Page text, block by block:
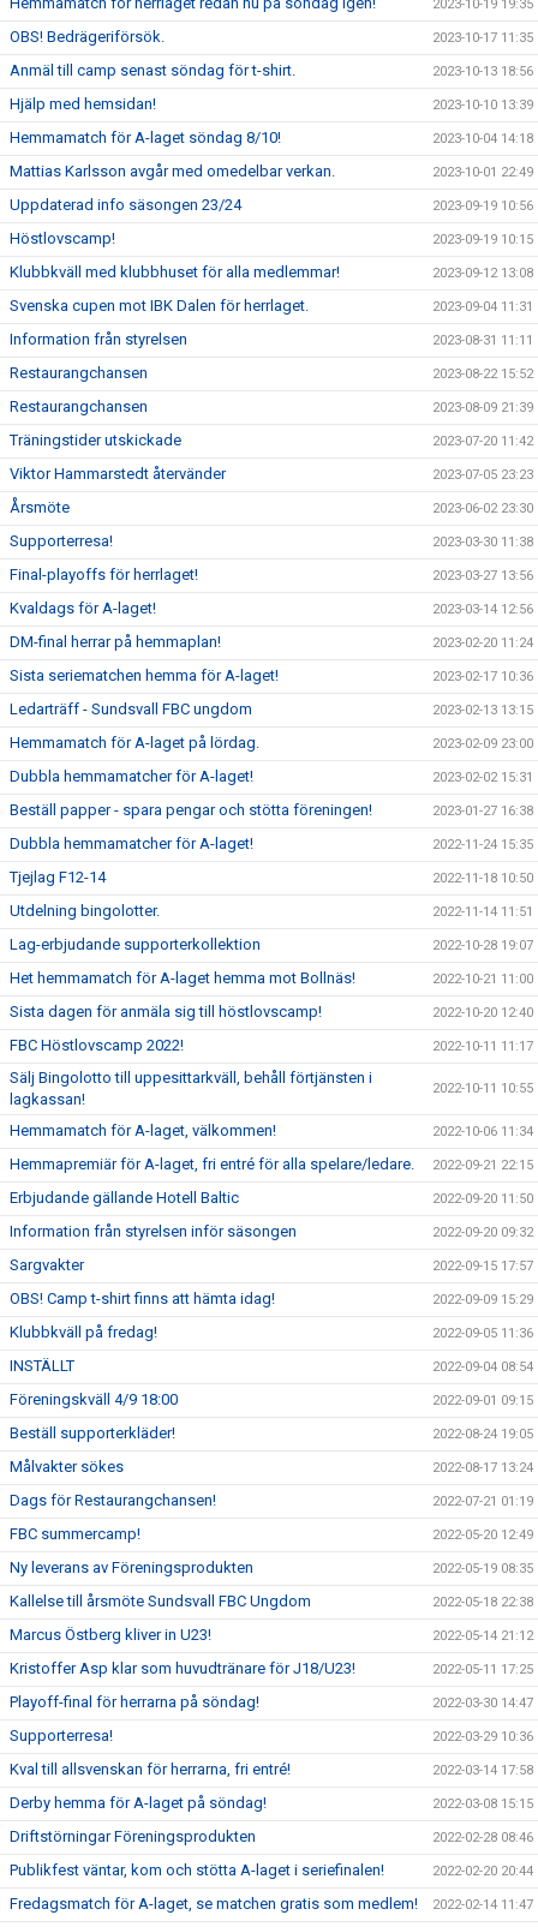
2023-10-19 19:35
OBS! Bedrägeriförsök. 2023-10-17 11:35
Anmäl till camp senast söndag för t-shirt. 2023-10-13 18:56
Hjälp med hemsidan! 2023-10-10 13:39
Hemmamatch för A-laget söndag 8/10! 2023-10-04 14:18
Mattias Karlsson avgår med omedelbar verkan. 2023-10-01 22:49
Uppdaterad info säsongen 23/24 2023-09-19 10:56
Höstlovscamp! 2023-09-19 10:15
Klubbkväll med klubbhuset för alla medlemmar! 2023-09-12 13:08
Svenska cupen mot IBK Dalen för herrlaget. 2023-09-04 11:31
Information från styrelsen 2023-08-31 11:11
Restaurangchansen 2023-08-22 15:52
Restaurangchansen 2023-08-09 21:39
Träningstider utskickade 2023-07-20 11:42
Viktor Hammarstedt återvänder 2023-07-05 23:23
Årsmöte 2023-06-02 23:30
Supporterresa! 2023-03-30 11:38
Final-playoffs för herrlaget! 2023-03-27 13:56
Kvaldags för A-laget! 2023-03-14 12:56
DM-final herrar på hemmaplan! 2023-02-20 11:24
Sista seriematchen hemma för A-laget! 2023-02-17 10:36
Ledarträff - Sundsvall FBC ungdom 2023-02-13 13:15
Hemmamatch för A-laget på lördag. 2023-02-09 23:00
Dubbla hemmamatcher för A-laget! 2023-02-02 15:31
Beställ papper - spara pengar och stötta föreningen! 2023-01-27 16:38
Dubbla hemmamatcher för A-laget! 2022-11-24 15:35
Tjejlag F12-14 2022-11-18 10:50
Utdelning bingolotter. 2022-11-14 11:51
Lag-erbjudande supporterkollektion 2022-10-28 19:07
Het hemmamatch för A-laget hemma mot Bollnäs! 2022-10-21 11:00
Sista dagen för anmäla sig till höstlovscamp! 2022-10-20 12:40
FBC Höstlovscamp 2022! 2022-10-11 11:17
Sälj Bingolotto till uppesittarkväll, behåll förtjänsten i
lagkassan!
2022-10-11 10:55
Hemmamatch för A-laget, välkommen! 2022-10-06 11:34
Hemmapremiär för A-laget, fri entré för alla spelare/ledare. 2022-09-21 22:15
Erbjudande gällande Hotell Baltic 2022-09-20 11:50
Information från styrelsen inför säsongen 2022-09-20 09:32
Sargvakter 2022-09-15 17:57
OBS! Camp t-shirt finns att hämta idag! 2022-09-09 15:29
Klubbkväll på fredag! 2022-09-05 11:36
INSTÄLLT 2022-09-04 08:54
Föreningskväll 4/9 18:00 2022-09-01 09:15
Beställ supporterkläder! 2022-08-24 19:05
Målvakter sökes 2022-08-17 13:24
Dags för Restaurangchansen! 2022-07-21 01:19
FBC summercamp! 2022-05-20 12:49
Ny leverans av Föreningsprodukten 2022-05-19 08:35
Kallelse till årsmöte Sundsvall FBC Ungdom 2022-05-18 22:38
Marcus Östberg kliver in U23! 2022-05-14 21:12
Kristoffer Asp klar som huvudtränare för J18/U23! 2022-05-11 17:25
Playoff-final för herrarna på söndag! 2022-03-30 14:47
Supporterresa! 2022-03-29 10:36
Kval till allsvenskan för herrarna, fri entré! 2022-03-14 17:58
Derby hemma för A-laget på söndag! 2022-03-08 15:15
Driftstörningar Föreningsprodukten 2022-02-28 08:46
Publikfest väntar, kom och stötta A-laget i seriefinalen! 2022-02-20 20:44
Fredagsmatch för A-laget, se matchen gratis som medlem! 2022-02-14 11:47